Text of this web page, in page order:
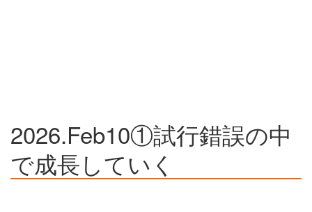
2026.Feb10①試行錯誤の中
で成長していく